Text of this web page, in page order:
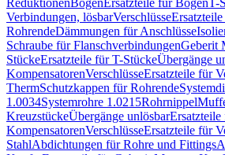
ReduktionenBögenErsatzteile für BögenT-
Verbindungen, lösbarVerschlüsse
RohrendeDämmungen für Anschlüsse
Schraube für FlanschverbindungenGeberit
StückeErsatzteile für T-StückeÜbergänge
KompensatorenVerschlüsseErsatzteile für
ThermSchutzkappen für Rohrende
1.0034Systemrohre 1.0215Rohrnippel
KreuzstückeÜbergänge unlösbar
KompensatorenVerschlüsseErsatzteile für
StahlAbdichtungen für Rohre und Fittings